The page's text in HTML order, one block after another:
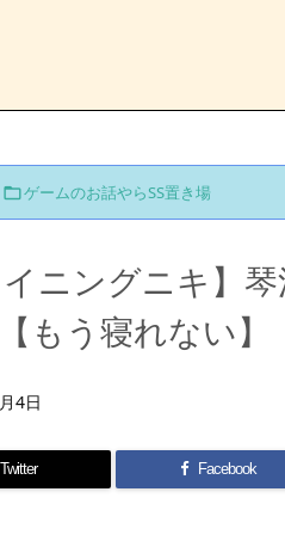
ゲームのお話やらSS置き場
イニングニキ】
もう寝れない】
4日
Twitter Facebook